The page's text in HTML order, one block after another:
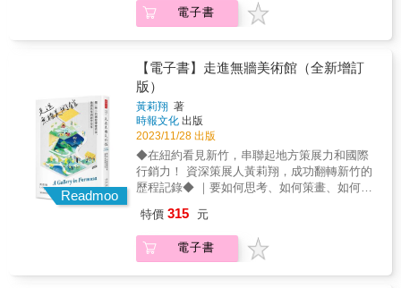
也沒門牌，他們究竟如何辨認自己家蚵棚所
在？一起從在地人身上挖掘知道會更好玩的豆
知識！ 找到每個人、每件物身上，藏著的非官
擁有許多獨特個性的人與物。經營理髮店的媽
媽、為學童料理數十年的學校廚工阿嬤、造王
船的木工師傅、由越南海港小鎮嫁到同樣靠海
村落的新移民，開特色早餐店、唯一家便當店
的，還有神的代言人&hellip;&hellip;他們以真實
生命經歷，展演著各自的非官方地方史。
▲▲▲誌村鑑LOOK for VILLAGE▲▲▲ 誌
村，始於一地被重新觀看。 我們經常帶著特定
的想像，城與鄉各自的面貌消失在互為對比的
差異中，缺少背後應有的在地脈絡；因此，透
過量身打造的議題設定，將地方的獨特性書寫
出來，藉此彰顯每個區域特有的生活樣貌。 而
順傑： 當你重視自己成長的土地，了解自己生
活的環境，關心周邊的生態與居民，那你就可
回到家裡的溫暖與感動吧!我們同樣喜歡人文與
自然，喜歡分享生活上的美好，不是專門的文
史工作者或生態研究者，我們只是業餘但熱愛
生活的實踐者。 廖德嵩： 《柴山漫遊》是一本
柴山自然生態的書籍；是一本地圖賞玩指南；
一本介紹了人文歷史傳說故事；還是一本提醒
山野玩樂的安全的教戰守則。它就是一本柴山
百科全書，帶著大家與自然和諧相處，引導讀
者發現柴山的神秘與美麗。 名人推薦 李偉文◎
牙醫師／作家／環保志工 許順傑◎成大醫院兼
任的急診醫師／腎臟科專科醫師／毒物科醫師
／有品味的⼩吃專家／植物學研究者／文史工
作者／生態研究者 廖德嵩◎馬卡道導覽解說協
會創會理事長／生態解說環境教育志工／柴山
寫了鹽埕，寫了愛河以後，總是希望寫下柴山
才完整！ 我不是最常上山的人，也不是那默默
付出的志工，但我喜歡用自己的方式有系統地
會想要在二十一世紀千禧年後的二十年，在這
個時空，留下一些我的足跡。記錄一下這美好
的高雄柴山，用更貼近大眾的方式，去認識我
所認識的柴山。希望有更多更多更多的人喜歡
柴山。 李偉文： 雖然沈醫師不寫詩，但是我總
覺得他是一位貨真價實的詩人。 他承繼了遠自
西方古希臘時代吟遊詩人的餘緒，也兼具東方
黃河流域採集民間歌謠所成的詩經，他漫遊在
高雄地區，以一個當代吟遊詩人之姿為城市留
下紀錄。 漫遊者是悠然自得，無所為而為。 許
活的環境，關心周邊的生態與居民，那你就可
以連結土地而產生歸屬感。而自然而然就會有
回到家裡的溫暖與感動吧!我們同樣喜歡人文與
最經典迷人的示範｜ 〈新竹與世界交往_全新
國際：從平地到1800公尺上帝的植物園，將新
竹變身為三層樓的無牆美術館，翻轉新竹觀光
命運的神奇之作。 在成功讓新竹走向國際觀光
的舞台後，國際策展人暨跨界作家黃莉翔更在
往後的紐約經驗中，不只看見新竹、更看見台
灣有更多與世界連結的可能：台灣，是一座被
海洋圍繞的無牆美術館，因為無牆，所以創意
無限。 台灣正積極走向全世界，《走進無牆美
術館》連結紐約的忠實紀錄， 證明唯有突破空
間與時間的「地方策展力」，才是成功推銷地
電子書
Readmoo
【電子書】走進無牆美術館（全新增訂
版）
黃莉翔 著
時報文化 出版
2023/11/28 出版
◆在紐約看見新竹，串聯起地方策展力和國際
行銷力！ 資深策展人黃莉翔，成功翻轉新竹的
歷程記錄◆ ｜要如何思考、如何策畫、如何行
時間的「地方策展力」，將文化政策落實為貼
近生活的一道風景， 《走進無牆美術館》正是
最經典迷人的示範｜ 〈新竹與世界交往_全新
特價 315 元
電子書